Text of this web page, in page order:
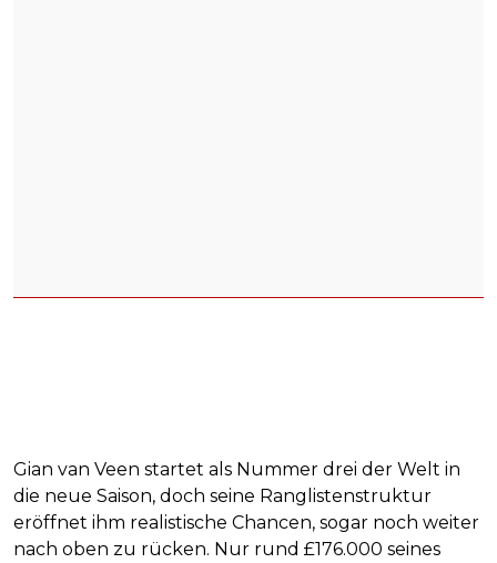
Gian van Veen startet als Nummer drei der Welt in
die neue Saison, doch seine Ranglistenstruktur
eröffnet ihm realistische Chancen, sogar noch weiter
nach oben zu rücken. Nur rund £176.000 seines